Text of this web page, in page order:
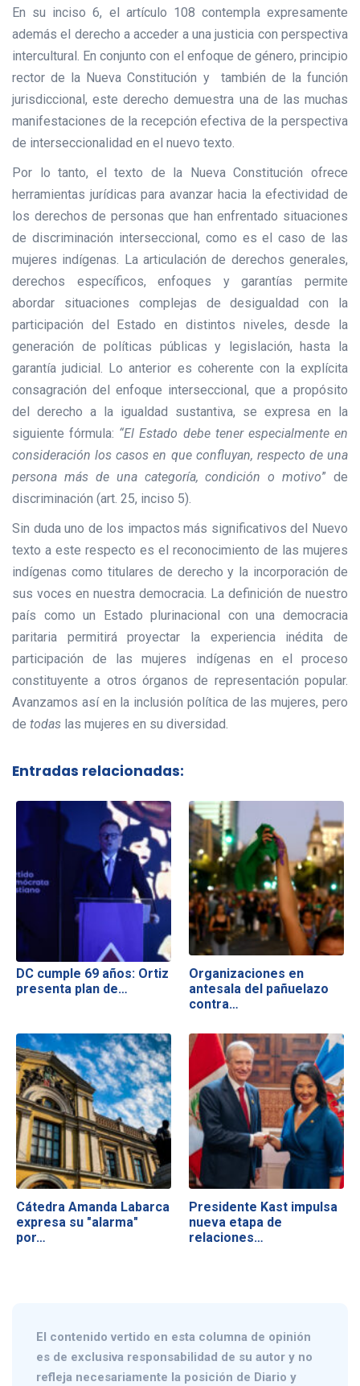
En su inciso 6, el artículo 108 contempla expresamente
además el derecho a acceder a una justicia con perspectiva
intercultural. En conjunto con el enfoque de género, principio
rector de la Nueva Constitución y también de la función
jurisdiccional, este derecho demuestra una de las muchas
manifestaciones de la recepción efectiva de la perspectiva
de interseccionalidad en el nuevo texto.
Por lo tanto, el texto de la Nueva Constitución ofrece
herramientas jurídicas para avanzar hacia la efectividad de
los derechos de personas que han enfrentado situaciones
de discriminación interseccional, como es el caso de las
mujeres indígenas. La articulación de derechos generales,
derechos específicos, enfoques y garantías permite
abordar situaciones complejas de desigualdad con la
participación del Estado en distintos niveles, desde la
generación de políticas públicas y legislación, hasta la
garantía judicial. Lo anterior es coherente con la explícita
consagración del enfoque interseccional, que a propósito
del derecho a la igualdad sustantiva, se expresa en la
siguiente fórmula: “El Estado debe tener especialmente en
consideración los casos en que confluyan, respecto de una
persona más de una categoría, condición o motivo” de
discriminación (art. 25, inciso 5).
Sin duda uno de los impactos más significativos del Nuevo
texto a este respecto es el reconocimiento de las mujeres
indígenas como titulares de derecho y la incorporación de
sus voces en nuestra democracia. La definición de nuestro
país como un Estado plurinacional con una democracia
paritaria permitirá proyectar la experiencia inédita de
participación de las mujeres indígenas en el proceso
constituyente a otros órganos de representación popular.
Avanzamos así en la inclusión política de las mujeres, pero
de todas las mujeres en su diversidad.
Entradas relacionadas:
DC cumple 69 años: Ortiz
presenta plan de…
Organizaciones en
antesala del pañuelazo
contra…
Cátedra Amanda Labarca
expresa su "alarma"
por…
Presidente Kast impulsa
nueva etapa de
relaciones…
El contenido vertido en esta columna de opinión
es de exclusiva responsabilidad de su autor y no
refleja necesariamente la posición de Diario y